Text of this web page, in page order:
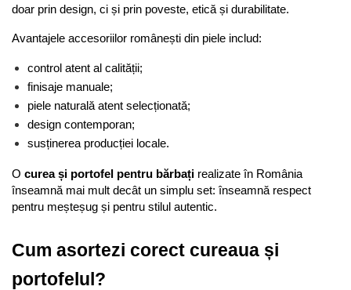
doar prin design, ci și prin poveste, etică și durabilitate.
Avantajele accesoriilor românești din piele includ:
control atent al calității;
finisaje manuale;
piele naturală atent selecționată;
design contemporan;
susținerea producției locale.
O curea și portofel pentru bărbați realizate în România
înseamnă mai mult decât un simplu set: înseamnă respect
pentru meșteșug și pentru stilul autentic.
Cum asortezi corect cureaua și
portofelul?